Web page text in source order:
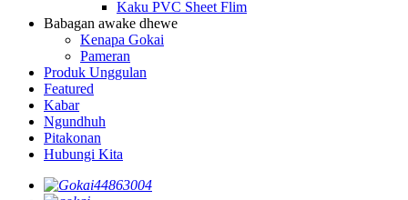
Kaku PVC Sheet Flim
Babagan awake dhewe
Kenapa Gokai
Pameran
Produk Unggulan
Featured
Kabar
Ngundhuh
Pitakonan
Hubungi Kita